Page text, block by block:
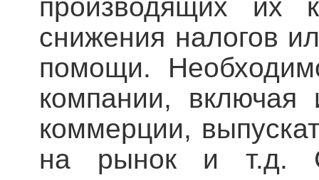
производящих их
снижения налогов
помощи.
компании, включая
коммерции,
на рынок и т.д.